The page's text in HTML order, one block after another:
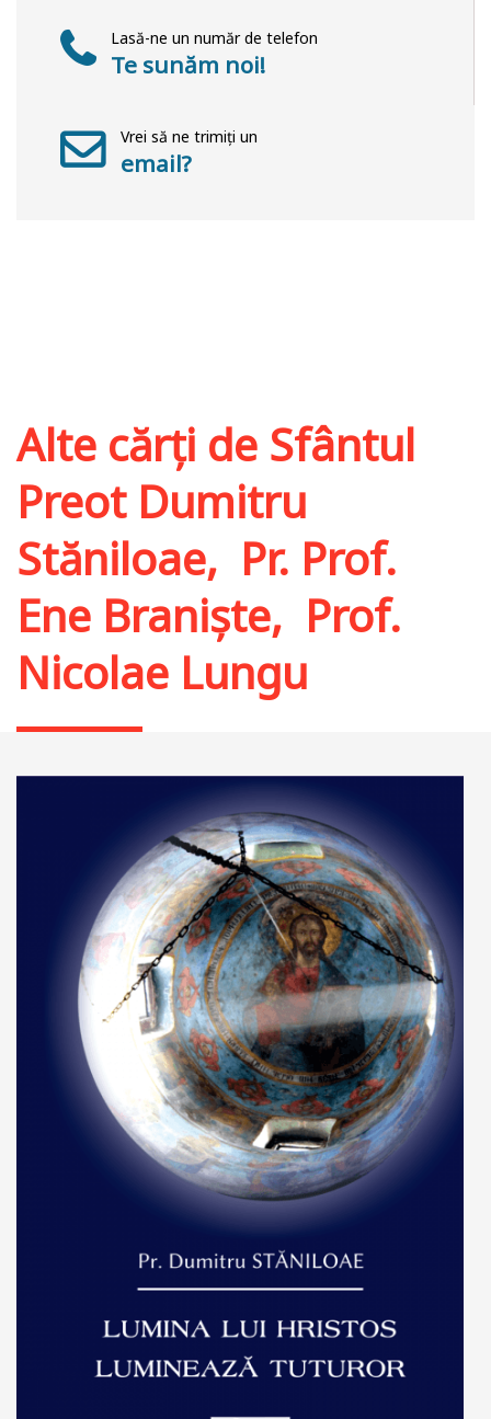
Lasă-ne un număr de telefon
Te sunăm noi!
Vrei să ne trimiți un
email?
Alte cărți de Sfântul
Preot Dumitru
Stăniloae, Pr. Prof.
Ene Braniște, Prof.
Nicolae Lungu